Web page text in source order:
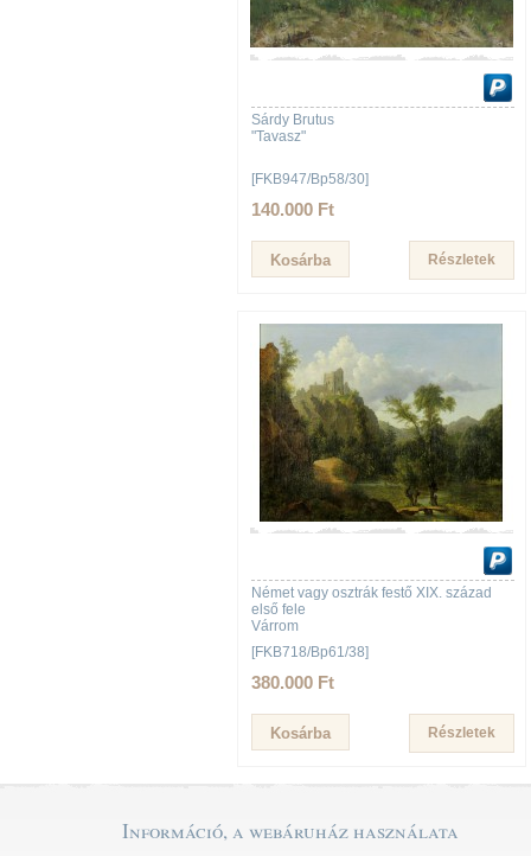
Sárdy Brutus
"Tavasz"
[FKB947/Bp58/30]
140.000 Ft
Részletek
Német vagy osztrák festő XIX. század
első fele
Várrom
[FKB718/Bp61/38]
380.000 Ft
Részletek
Információ, a webáruház használata